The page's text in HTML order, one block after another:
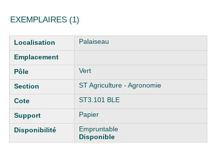
EXEMPLAIRES (1)
Liste des exemplaires Palaiseau
Vert
ST Agriculture - Agronomie
ST3.101 BLE
Papier
Empruntable
Disponible